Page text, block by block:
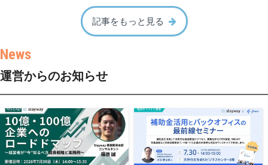
記事をもっと見る
運営からのお知らせ